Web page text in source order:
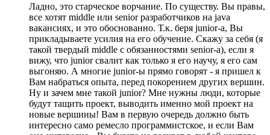
Ладно, это старческое ворчание. По существу. Вы правы,
все хотят middle или senior разработчиков на java
вакансиях, и это обоснованно. Т.к. беря junior-а, Вы
прикладываете усилия на его обучение. Скажу за себя (я
такой твердый middle с обязанностями senior-a), если я
вижу, что junior свалит как только я его научу, я его сам
выгоняю. А многие junior-ы прямо говорят - я пришел к
Вам набраться опыта, перед покорением других вершин.
Ну и зачем мне такой junior? Мне нужны люди, которые
будут тащить проект, выводить именно мой проект на
новые вершины! Вам в первую очередь должно быть
интересно само ремесло программистское, и если Вам